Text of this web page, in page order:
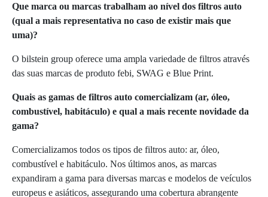
Que marca ou marcas trabalham ao nível dos filtros auto
(qual a mais representativa no caso de existir mais que
uma)?
O bilstein group oferece uma ampla variedade de filtros através
das suas marcas de produto febi, SWAG e Blue Print.
Quais as gamas de filtros auto comercializam (ar, óleo,
combustível, habitáculo) e qual a mais recente novidade da
gama?
Comercializamos todos os tipos de filtros auto: ar, óleo,
combustível e habitáculo. Nos últimos anos, as marcas
expandiram a gama para diversas marcas e modelos de veículos
europeus e asiáticos, assegurando uma cobertura abrangente